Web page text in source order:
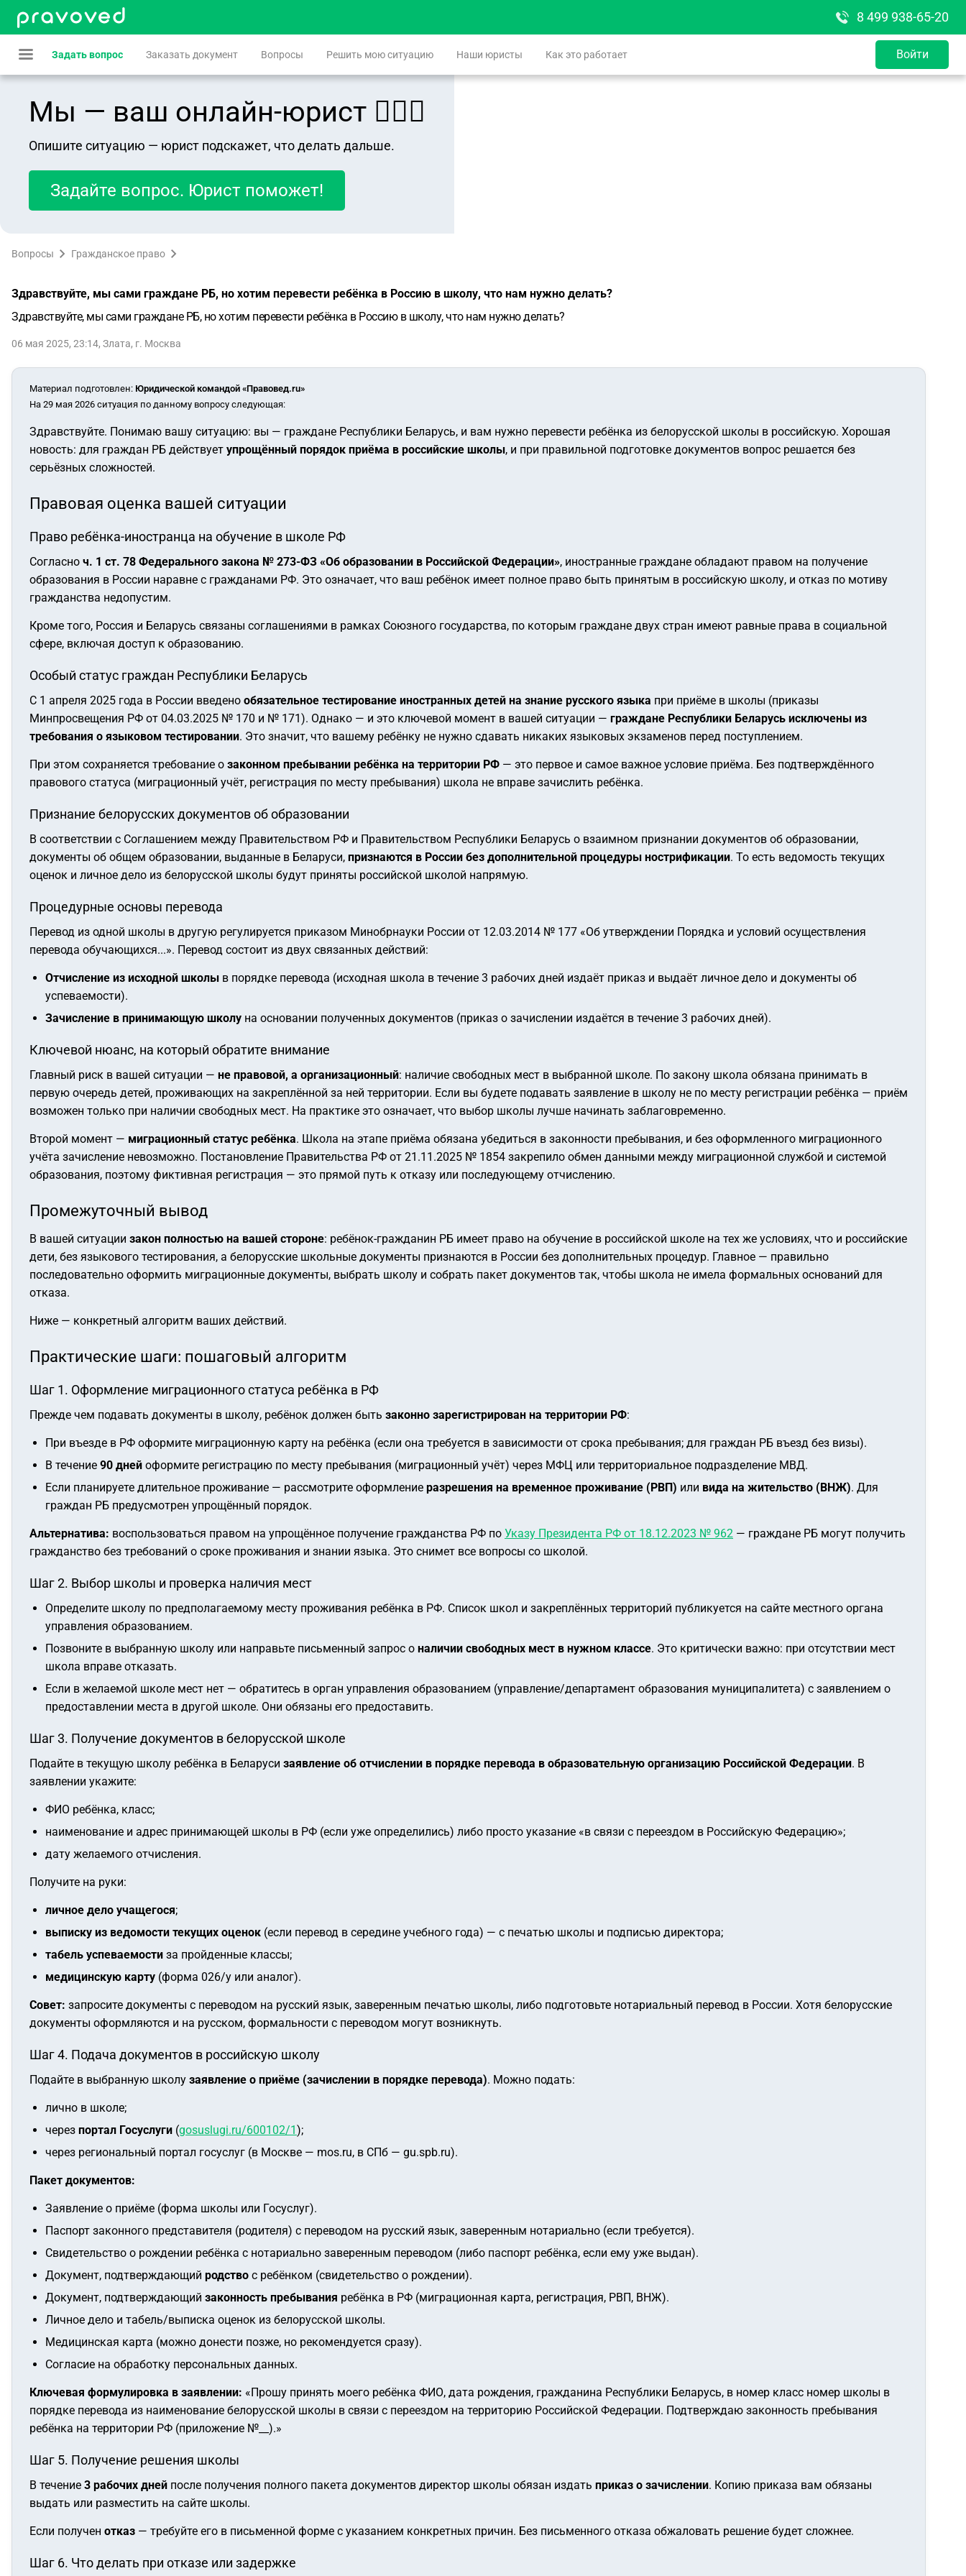
8 499 938-65-20
Задать вопрос Заказать документ Вопросы Решить мою ситуацию Наши юристы Как это работает Войти
Мы — ваш онлайн-юрист 👨🏻‍⚖️
Опишите ситуацию — юрист подскажет, что делать дальше.
Задайте вопрос. Юрист поможет!
Вопросы Гражданское право
Здравствуйте, мы сами граждане РБ, но хотим перевести ребёнка в Россию в школу, что нам нужно делать?
Здравствуйте, мы сами граждане РБ, но хотим перевести ребёнка в Россию в школу, что нам нужно делать?
06 мая 2025, 23:14, Злата, г. Москва
Материал подготовлен: Юридической командой «Правовед.ru»
На 29 мая 2026 ситуация по данному вопросу следующая:
Здравствуйте. Понимаю вашу ситуацию: вы — граждане Республики Беларусь, и вам нужно перевести ребёнка из белорусской школы в российскую. Хорошая
новость: для граждан РБ действует упрощённый порядок приёма в российские школы, и при правильной подготовке документов вопрос решается без
серьёзных сложностей.
Правовая оценка вашей ситуации
Право ребёнка-иностранца на обучение в школе РФ
Согласно ч. 1 ст. 78 Федерального закона № 273-ФЗ «Об образовании в Российской Федерации», иностранные граждане обладают правом на получение
образования в России наравне с гражданами РФ. Это означает, что ваш ребёнок имеет полное право быть принятым в российскую школу, и отказ по мотиву
гражданства недопустим.
Кроме того, Россия и Беларусь связаны соглашениями в рамках Союзного государства, по которым граждане двух стран имеют равные права в социальной
сфере, включая доступ к образованию.
Особый статус граждан Республики Беларусь
С 1 апреля 2025 года в России введено обязательное тестирование иностранных детей на знание русского языка при приёме в школы (приказы
Минпросвещения РФ от 04.03.2025 № 170 и № 171). Однако — и это ключевой момент в вашей ситуации — граждане Республики Беларусь исключены из
требования о языковом тестировании. Это значит, что вашему ребёнку не нужно сдавать никаких языковых экзаменов перед поступлением.
При этом сохраняется требование о законном пребывании ребёнка на территории РФ — это первое и самое важное условие приёма. Без подтверждённого
правового статуса (миграционный учёт, регистрация по месту пребывания) школа не вправе зачислить ребёнка.
Признание белорусских документов об образовании
В соответствии с Соглашением между Правительством РФ и Правительством Республики Беларусь о взаимном признании документов об образовании,
документы об общем образовании, выданные в Беларуси, признаются в России без дополнительной процедуры нострификации. То есть ведомость текущих
оценок и личное дело из белорусской школы будут приняты российской школой напрямую.
Процедурные основы перевода
Перевод из одной школы в другую регулируется приказом Минобрнауки России от 12.03.2014 № 177 «Об утверждении Порядка и условий осуществления
перевода обучающихся...». Перевод состоит из двух связанных действий:
Отчисление из исходной школы в порядке перевода (исходная школа в течение 3 рабочих дней издаёт приказ и выдаёт личное дело и документы об
успеваемости).
Зачисление в принимающую школу на основании полученных документов (приказ о зачислении издаётся в течение 3 рабочих дней).
Ключевой нюанс, на который обратите внимание
Главный риск в вашей ситуации — не правовой, а организационный: наличие свободных мест в выбранной школе. По закону школа обязана принимать в
первую очередь детей, проживающих на закреплённой за ней территории. Если вы будете подавать заявление в школу не по месту регистрации ребёнка — приём
возможен только при наличии свободных мест. На практике это означает, что выбор школы лучше начинать заблаговременно.
Второй момент — миграционный статус ребёнка. Школа на этапе приёма обязана убедиться в законности пребывания, и без оформленного миграционного
учёта зачисление невозможно. Постановление Правительства РФ от 21.11.2025 № 1854 закрепило обмен данными между миграционной службой и системой
образования, поэтому фиктивная регистрация — это прямой путь к отказу или последующему отчислению.
Промежуточный вывод
В вашей ситуации закон полностью на вашей стороне: ребёнок-гражданин РБ имеет право на обучение в российской школе на тех же условиях, что и российские
дети, без языкового тестирования, а белорусские школьные документы признаются в России без дополнительных процедур. Главное — правильно
последовательно оформить миграционные документы, выбрать школу и собрать пакет документов так, чтобы школа не имела формальных оснований для
отказа.
Ниже — конкретный алгоритм ваших действий.
Практические шаги: пошаговый алгоритм
Шаг 1. Оформление миграционного статуса ребёнка в РФ
Прежде чем подавать документы в школу, ребёнок должен быть законно зарегистрирован на территории РФ:
При въезде в РФ оформите миграционную карту на ребёнка (если она требуется в зависимости от срока пребывания; для граждан РБ въезд без визы).
В течение 90 дней оформите регистрацию по месту пребывания (миграционный учёт) через МФЦ или территориальное подразделение МВД.
Если планируете длительное проживание — рассмотрите оформление разрешения на временное проживание (РВП) или вида на жительство (ВНЖ). Для
граждан РБ предусмотрен упрощённый порядок.
Альтернатива: воспользоваться правом на упрощённое получение гражданства РФ по Указу Президента РФ от 18.12.2023 № 962 — граждане РБ могут получить
гражданство без требований о сроке проживания и знании языка. Это снимет все вопросы со школой.
Шаг 2. Выбор школы и проверка наличия мест
Определите школу по предполагаемому месту проживания ребёнка в РФ. Список школ и закреплённых территорий публикуется на сайте местного органа
управления образованием.
Позвоните в выбранную школу или направьте письменный запрос о наличии свободных мест в нужном классе. Это критически важно: при отсутствии мест
школа вправе отказать.
Если в желаемой школе мест нет — обратитесь в орган управления образованием (управление/департамент образования муниципалитета) с заявлением о
предоставлении места в другой школе. Они обязаны его предоставить.
Шаг 3. Получение документов в белорусской школе
Подайте в текущую школу ребёнка в Беларуси заявление об отчислении в порядке перевода в образовательную организацию Российской Федерации. В
заявлении укажите:
ФИО ребёнка, класс;
наименование и адрес принимающей школы в РФ (если уже определились) либо просто указание «в связи с переездом в Российскую Федерацию»;
дату желаемого отчисления.
Получите на руки:
личное дело учащегося;
выписку из ведомости текущих оценок (если перевод в середине учебного года) — с печатью школы и подписью директора;
табель успеваемости за пройденные классы;
медицинскую карту (форма 026/у или аналог).
Совет: запросите документы с переводом на русский язык, заверенным печатью школы, либо подготовьте нотариальный перевод в России. Хотя белорусские
документы оформляются и на русском, формальности с переводом могут возникнуть.
Шаг 4. Подача документов в российскую школу
Подайте в выбранную школу заявление о приёме (зачислении в порядке перевода). Можно подать:
лично в школе;
через портал Госуслуги (gosuslugi.ru/600102/1);
через региональный портал госуслуг (в Москве — mos.ru, в СПб — gu.spb.ru).
Пакет документов:
Заявление о приёме (форма школы или Госуслуг).
Паспорт законного представителя (родителя) с переводом на русский язык, заверенным нотариально (если требуется).
Свидетельство о рождении ребёнка с нотариально заверенным переводом (либо паспорт ребёнка, если ему уже выдан).
Документ, подтверждающий родство с ребёнком (свидетельство о рождении).
Документ, подтверждающий законность пребывания ребёнка в РФ (миграционная карта, регистрация, РВП, ВНЖ).
Личное дело и табель/выписка оценок из белорусской школы.
Медицинская карта (можно донести позже, но рекомендуется сразу).
Согласие на обработку персональных данных.
Ключевая формулировка в заявлении: «Прошу принять моего ребёнка ФИО, дата рождения, гражданина Республики Беларусь, в номер класс номер школы в
порядке перевода из наименование белорусской школы в связи с переездом на территорию Российской Федерации. Подтверждаю законность пребывания
ребёнка на территории РФ (приложение №__).»
Шаг 5. Получение решения школы
В течение 3 рабочих дней после получения полного пакета документов директор школы обязан издать приказ о зачислении. Копию приказа вам обязаны
выдать или разместить на сайте школы.
Если получен отказ — требуйте его в письменной форме с указанием конкретных причин. Без письменного отказа обжаловать решение будет сложнее.
Шаг 6. Что делать при отказе или задержке